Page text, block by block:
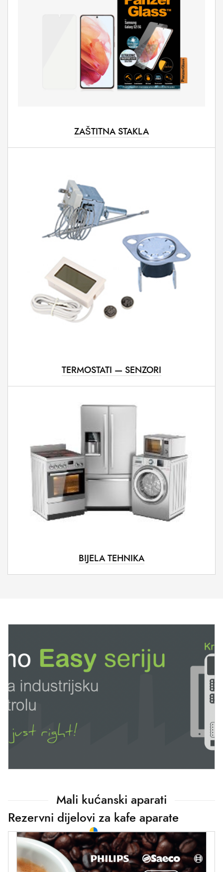
ZAŠTITNA STAKLA
TERMOSTATI — SENZORI
BIJELA TEHNIKA
Mali kućanski aparati
Rezervni dijelovi za kafe aparate